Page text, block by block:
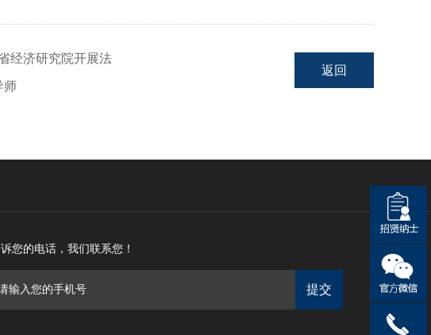
经济研究院开展法
师
返回
您的电话，我们联系您！